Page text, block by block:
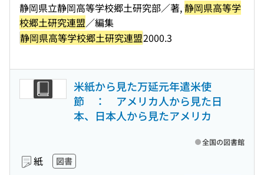
静岡県立静岡高等学校郷土研究部／著,静岡県高等学
校郷土研究連盟／編集
静岡県高等学校郷土研究連盟2000.3
米紙から見た万延元年遣米使
節 ： アメリカ人から見た日
本、日本人から見たアメリカ
紙 図書
全国の図書館